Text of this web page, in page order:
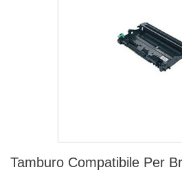
Tamburo Compatibile Per